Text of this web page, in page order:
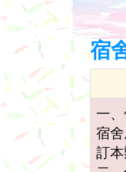
宿
一
宿
訂本